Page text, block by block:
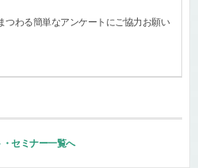
つわる簡単なアンケートにご協力お願い
・セミナー一覧へ